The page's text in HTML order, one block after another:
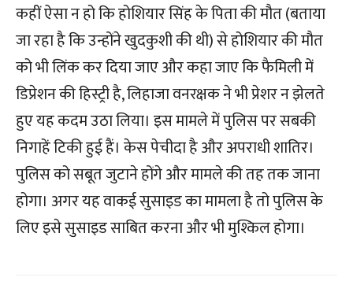
कहीं ऐसा न हो कि होशियार सिंह के पिता की मौत (बताया
जा रहा है कि उन्होंने खुदकुशी की थी) से होशियार की मौत
को भी लिंक कर दिया जाए और कहा जाए कि फैमिली में
डिप्रेशन की हिस्ट्री है, लिहाजा वनरक्षक ने भी प्रेशर न झेलते
हुए यह कदम उठा लिया। इस मामले में पुलिस पर सबकी
निगाहें टिकी हुई हैं। केस पेचीदा है और अपराधी शातिर।
पुलिस को सबूत जुटाने होंगे और मामले की तह तक जाना
होगा। अगर यह वाकई सुसाइड का मामला है तो पुलिस के
लिए इसे सुसाइड साबित करना और भी मुश्किल होगा।